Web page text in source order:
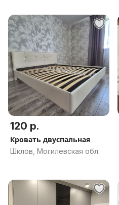
120 р.
Кровать двуспальная
Шклов, Могилевская обл.